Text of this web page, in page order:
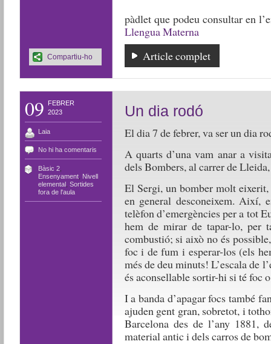
pàdlet que podeu consultar en
Llengua Materna
Article complet
Compartiu-ho
09
FEBRER
2023
Laia
No hi ha comentaris
Bàsic 2,
Ensenyament, Nivell
elemental, Sortides
fora de l'aula
Un dia rodó
El dia 7 de febrer, va ser un dia
A quarts d’una vam anar a
dels Bombers, al carrer de
El Sergi, un bomber molt
en general desconeixem. Així,
telèfon d’emergències per a tot
hem de mirar de tapar-lo,
combustió; si això no és
foc i de fum i esperar-los (els
més de deu minuts! L’escala de
és aconsellable sortir-hi si té foc
I a banda d’apagar focs també
ajuden gent gran, sobretot, i
Barcelona des de l’any 1881,
material antic i dels carros de